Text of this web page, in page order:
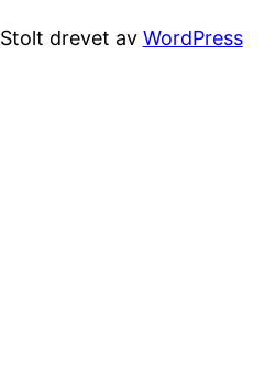
Stolt drevet av WordPress